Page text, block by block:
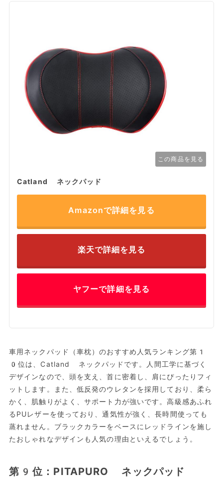
この商品を見る
Catland ネックパッド
Amazonで詳細を見る
楽天で詳細を見る
ヤフーで詳細を見る
車用ネックパッド（車枕）のおすすめ人気ランキング第1
0位は、Catland ネックパッドです。人間工学に基づく
デザインなので、頭を支え、首に密着し、肩にぴったりフィ
ットします。また、低反発のウレタンを採用しており、柔ら
かく、肌触りがよく、サポート力が強いです。高級感あふれ
るPUレザーを使っており、通気性が強く、長時間使っても
蒸れません。ブラックカラーをベースにレッドラインを施し
たおしゃれなデザインも人気の理由といえるでしょう。
第9位：PITAPURO ネックパッド